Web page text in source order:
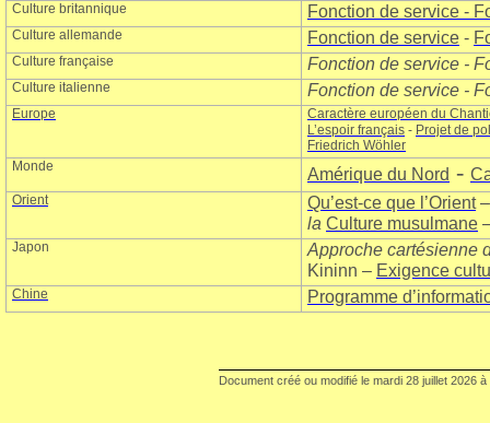
Culture britannique Fonction de service -
Culture allemande Fonction de service -
Culture française Fonction de service -
Culture italienne Fonction de service -
Europe
Caractère européen du
L’espoir français - Projet de
Friedrich Wöhler
Monde
Amérique du Nord -
Orient Qu’est-ce que l’Orient
la Culture musulmane
Japon
Approche cartésienne
Kininn – Exigence
Chine Programme
Document créé ou modifié le mardi 28 juillet 2026 à